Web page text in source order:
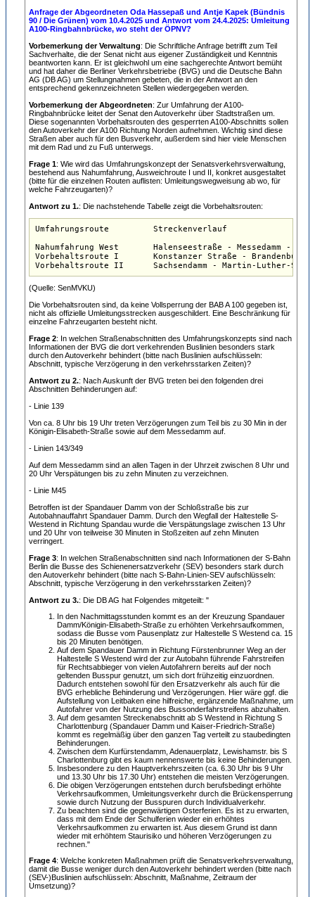
Anfrage der Abgeordneten Oda Hassepaß und Antje Kapek (Bündnis
90 / Die Grünen) vom 10.4.2025 und Antwort vom 24.4.2025: Umleitung
A100-Ringbahnbrücke, wo steht der ÖPNV?
Vorbemerkung der Verwaltung: Die Schriftliche Anfrage betrifft zum Teil
Sachverhalte, die der Senat nicht aus eigener Zuständigkeit und Kenntnis
beantworten kann. Er ist gleichwohl um eine sachgerechte Antwort bemüht
und hat daher die Berliner Verkehrsbetriebe (BVG) und die Deutsche Bahn
AG (DB AG) um Stellungnahmen gebeten, die in der Antwort an den
entsprechend gekennzeichneten Stellen wiedergegeben werden.
Vorbemerkung der Abgeordneten: Zur Umfahrung der A100-
Ringbahnbrücke leitet der Senat den Autoverkehr über Stadtstraßen um.
Diese sogenannten Vorbehaltsrouten des gesperrten A100-Abschnitts sollen
den Autoverkehr der A100 Richtung Norden aufnehmen. Wichtig sind diese
Straßen aber auch für den Busverkehr, außerdem sind hier viele Menschen
mit dem Rad und zu Fuß unterwegs.
Frage 1: Wie wird das Umfahrungskonzept der Senatsverkehrsverwaltung,
bestehend aus Nahumfahrung, Ausweichroute I und II, konkret ausgestaltet
(bitte für die einzelnen Routen auflisten: Umleitungswegweisung ab wo, für
welche Fahrzeugarten)?
Antwort zu 1.: Die nachstehende Tabelle zeigt die Vorbehaltsrouten:
Umfahrungsroute		Streckenverlauf
Nahumfahrung West	Halenseestraße - Messedamm - Königin-Elisabeth-Straße - Spandauer Damm - BAB A 100
Vorbehaltsroute I	Konstanzer Straße - Brandenburgische Straße - Lewishamstraße - Kaiser-Friedrich-Straße - Tegeler Weg
Vorbehaltsroute II	Sachsendamm -
(Quelle: SenMVKU)
Die Vorbehaltsrouten sind, da keine Vollsperrung der BAB A 100 gegeben ist,
nicht als offizielle Umleitungsstrecken ausgeschildert. Eine Beschränkung für
einzelne Fahrzeugarten besteht nicht.
Frage 2: In welchen Straßenabschnitten des Umfahrungskonzepts sind nach
Informationen der BVG die dort verkehrenden Buslinien besonders stark
durch den Autoverkehr behindert (bitte nach Buslinien aufschlüsseln:
Abschnitt, typische Verzögerung in den verkehrsstarken Zeiten)?
Antwort zu 2.: Nach Auskunft der BVG treten bei den folgenden drei
Abschnitten Behinderungen auf:
- Linie 139
Von ca. 8 Uhr bis 19 Uhr treten Verzögerungen zum Teil bis zu 30 Min in der
Königin-Elisabeth-Straße sowie auf dem Messedamm auf.
- Linien 143/349
Auf dem Messedamm sind an allen Tagen in der Uhrzeit zwischen 8 Uhr und
20 Uhr Verspätungen bis zu zehn Minuten zu verzeichnen.
- Linie M45
Betroffen ist der Spandauer Damm von der Schloßstraße bis zur
Autobahnauffahrt Spandauer Damm. Durch den Wegfall der Haltestelle S-
Westend in Richtung Spandau wurde die Verspätungslage zwischen 13 Uhr
und 20 Uhr von teilweise 30 Minuten in Stoßzeiten auf zehn Minuten
verringert.
Frage 3: In welchen Straßenabschnitten sind nach Informationen der S-Bahn
Berlin die Busse des Schienenersatzverkehr (SEV) besonders stark durch
den Autoverkehr behindert (bitte nach S-Bahn-Linien-SEV aufschlüsseln:
Abschnitt, typische Verzögerung in den verkehrsstarken Zeiten)?
Antwort zu 3.: Die DB AG hat Folgendes mitgeteilt: "
In den Nachmittagsstunden kommt es an der Kreuzung Spandauer
Damm/Königin-Elisabeth-Straße zu erhöhten Verkehrsaufkommen,
sodass die Busse vom Pausenplatz zur Haltestelle S Westend ca. 15
bis 20 Minuten benötigen.
Auf dem Spandauer Damm in Richtung Fürstenbrunner Weg an der
Haltestelle S Westend wird der zur Autobahn führende Fahrstreifen
für Rechtsabbieger von vielen Autofahrern bereits auf der noch
geltenden Busspur genutzt, um sich dort frühzeitig einzuordnen.
Dadurch entstehen sowohl für den Ersatzverkehr als auch für die
BVG erhebliche Behinderung und Verzögerungen. Hier wäre ggf. die
Aufstellung von Leitbaken eine hilfreiche, ergänzende Maßnahme, um
Autofahrer von der Nutzung des Bussonderfahrstreifens abzuhalten.
Auf dem gesamten Streckenabschnitt ab S Westend in Richtung S
Charlottenburg (Spandauer Damm und Kaiser-Friedrich-Straße)
kommt es regelmäßig über den ganzen Tag verteilt zu staubedingten
Behinderungen.
Zwischen dem Kurfürstendamm, Adenauerplatz, Lewishamstr. bis S
Charlottenburg gibt es kaum nennenswerte bis keine Behinderungen.
Insbesondere zu den Hauptverkehrszeiten (ca. 6.30 Uhr bis 9 Uhr
und 13.30 Uhr bis 17.30 Uhr) entstehen die meisten Verzögerungen.
Die obigen Verzögerungen entstehen durch berufsbedingt erhöhte
Verkehrsaufkommen, Umleitungsverkehr durch die Brückensperrung
sowie durch Nutzung der Busspuren durch Individualverkehr.
Zu beachten sind die gegenwärtigen Osterferien. Es ist zu erwarten,
dass mit dem Ende der Schulferien wieder ein erhöhtes
Verkehrsaufkommen zu erwarten ist. Aus diesem Grund ist dann
wieder mit erhöhtem Staurisiko und höheren Verzögerungen zu
rechnen."
Frage 4: Welche konkreten Maßnahmen prüft die Senatsverkehrsverwaltung,
damit die Busse weniger durch den Autoverkehr behindert werden (bitte nach
(SEV-)Buslinien aufschlüsseln: Abschnitt, Maßnahme, Zeitraum der
Umsetzung)?